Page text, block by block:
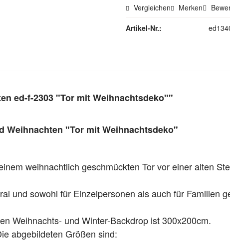
Vergleichen Merken
Artikel-Nr.:
ed-f-2303 "Tor mit Weihnachtsdeko""
Weihnachten "Tor mit Weihnachtsdeko"
weihnachtlich geschmückten Tor vor einer alten
und sowohl für Einzelpersonen als auch für Familien
Weihnachts- und Winter-Backdrop ist 300x200cm.
abgebildeten Größen sind: